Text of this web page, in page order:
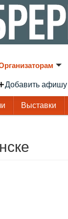
Добавить афишу
Выставки